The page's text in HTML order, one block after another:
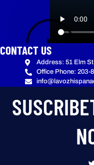
CONTACT US
Address: 51 Elm
Office Phone: 203-